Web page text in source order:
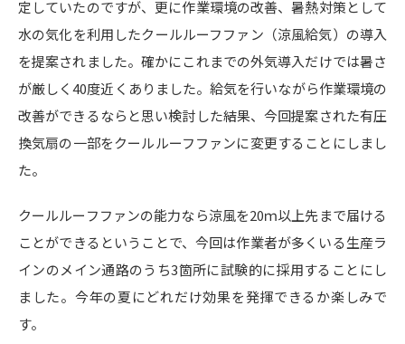
定していたのですが、更に作業環境の改善、暑熱対策として
水の気化を利用したクールルーフファン（涼風給気）の導入
を提案されました。確かにこれまでの外気導入だけでは暑さ
が厳しく40度近くありました。給気を行いながら作業環境の
改善ができるならと思い検討した結果、今回提案された有圧
換気扇の一部をクールルーフファンに変更することにしまし
た。
クールルーフファンの能力なら涼風を20ｍ以上先まで届ける
ことができるということで、今回は作業者が多くいる生産ラ
インのメイン通路のうち3箇所に試験的に採用することにし
ました。今年の夏にどれだけ効果を発揮できるか楽しみで
す。